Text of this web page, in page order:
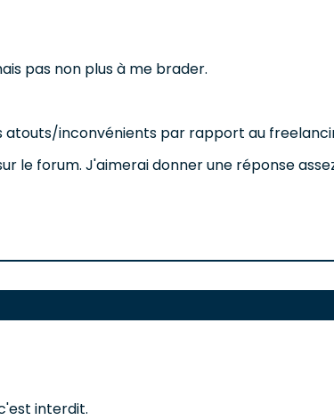
pas non plus à me brader.
atouts/inconvénients par rapport au
le forum. J'aimerai donner une réponse
c'est interdit.